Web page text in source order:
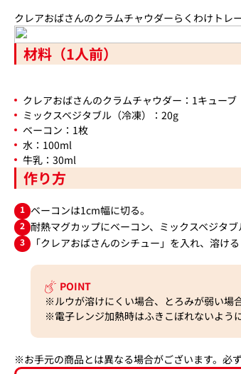
クレアおばさんのクラムチャウダーらくわけトレ
材料（1人前）
クレアおばさんのクラムチャウダー：1キューブ
ミックスベジタブル（冷凍）：20g
ベーコン：1枚
水：100ml
牛乳：30ml
作り方
1 ベーコンは1cm幅に切る。
2 耐熱マグカップにベーコン、ミックスベジタ
3 「クレアおばさんのシチュー」を入れ、溶ける
POINT
※ルウが溶けにくい場合、とろみが弱い場
※電子レンジ加熱時はふきこぼれないよう
※お手元の商品とは異なる場合がございます。必